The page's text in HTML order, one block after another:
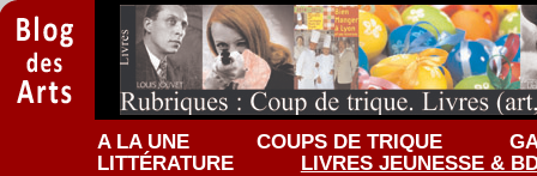
A LA UNE COUPS DE TRIQUE
LITTÉRATURE
LIVRES JEUNESSE &